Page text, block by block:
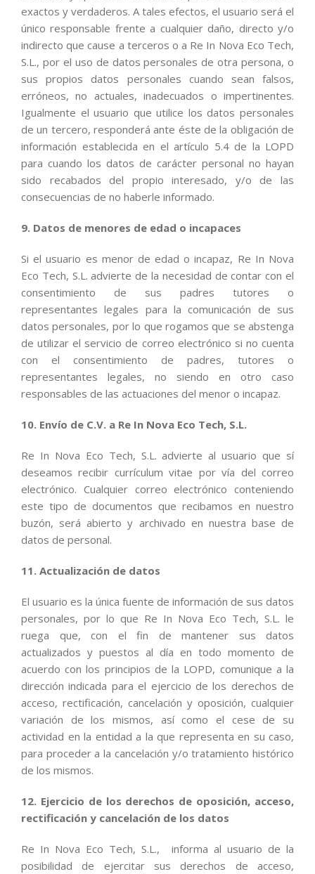
exactos y verdaderos. A tales efectos, el usuario será el
único responsable frente a cualquier daño, directo y/o
indirecto que cause a terceros o a Re In Nova Eco Tech,
S.L., por el uso de datos personales de otra persona, o
sus propios datos personales cuando sean falsos,
erróneos, no actuales, inadecuados o impertinentes.
Igualmente el usuario que utilice los datos personales
de un tercero, responderá ante éste de la obligación de
información establecida en el artículo 5.4 de la LOPD
para cuando los datos de carácter personal no hayan
sido recabados del propio interesado, y/o de las
consecuencias de no haberle informado.
9. Datos de menores de edad o incapaces
Si el usuario es menor de edad o incapaz, Re In Nova
Eco Tech, S.L. advierte de la necesidad de contar con el
consentimiento de sus padres tutores o
representantes legales para la comunicación de sus
datos personales, por lo que rogamos que se abstenga
de utilizar el servicio de correo electrónico si no cuenta
con el consentimiento de padres, tutores o
representantes legales, no siendo en otro caso
responsables de las actuaciones del menor o incapaz.
10. Envío de C.V. a Re In Nova Eco Tech, S.L.
Re In Nova Eco Tech, S.L. advierte al usuario que sí
deseamos recibir currículum vitae por vía del correo
electrónico. Cualquier correo electrónico conteniendo
este tipo de documentos que recibamos en nuestro
buzón, será abierto y archivado en nuestra base de
datos de personal.
11. Actualización de datos
El usuario es la única fuente de información de sus datos
personales, por lo que Re In Nova Eco Tech, S.L. le
ruega que, con el fin de mantener sus datos
actualizados y puestos al día en todo momento de
acuerdo con los principios de la LOPD, comunique a la
dirección indicada para el ejercicio de los derechos de
acceso, rectificación, cancelación y oposición, cualquier
variación de los mismos, así como el cese de su
actividad en la entidad a la que representa en su caso,
para proceder a la cancelación y/o tratamiento histórico
de los mismos.
12. Ejercicio de los derechos de oposición, acceso,
rectificación y cancelación de los datos
Re In Nova Eco Tech, S.L., informa al usuario de la
posibilidad de ejercitar sus derechos de acceso,